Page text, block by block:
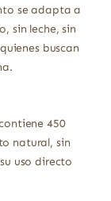
se adapta a
sin leche, sin
buscan
450
natural, sin
uso directo